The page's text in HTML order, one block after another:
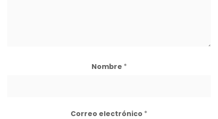
Nombre *
Correo electrónico *